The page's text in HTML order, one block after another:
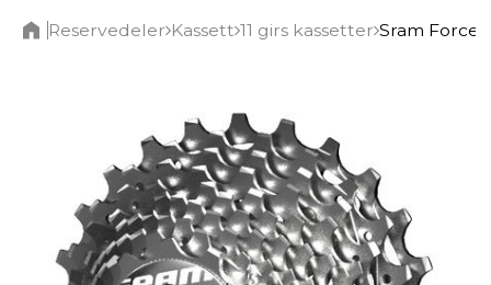
Reservedeler Kassett 11 girs kassetter Sram Force